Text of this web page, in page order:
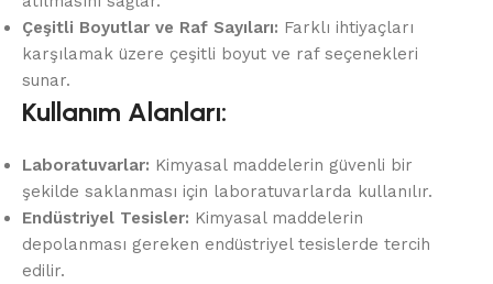
Çeşitli Boyutlar ve Raf Sayıları: Farklı ihtiyaçları
karşılamak üzere çeşitli boyut ve raf seçenekleri
sunar.
Kullanım Alanları:
Laboratuvarlar: Kimyasal maddelerin güvenli bir
şekilde saklanması için laboratuvarlarda kullanılır.
Endüstriyel Tesisler: Kimyasal maddelerin
depolanması gereken endüstriyel tesislerde tercih
edilir.